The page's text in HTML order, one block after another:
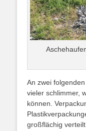
An zwei
vieler schlimmer,
können.
großflächig